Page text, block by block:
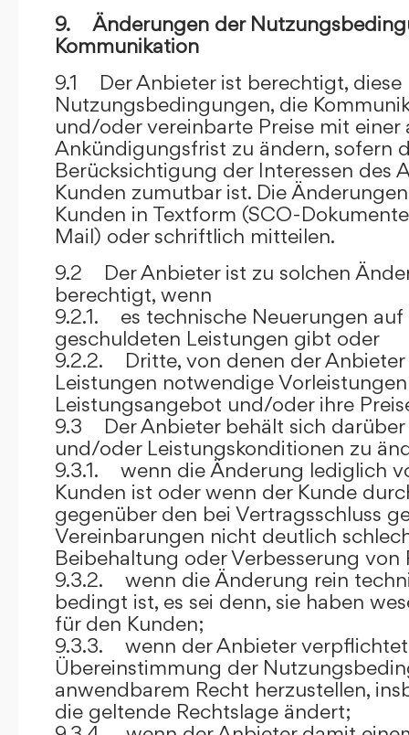
9. Änderungen der
Kommunikation
9.1 Der Anbieter ist berechtigt, diese
Nutzungsbedingungen, die
und/oder vereinbarte Preise mit einer
Ankündigungsfrist zu ändern, sofern
Berücksichtigung der Interessen des
Kunden zumutbar ist. Die
Kunden in Textform (SCO-
Mail) oder schriftlich mitteilen.
9.2 Der Anbieter ist zu solchen
berechtigt, wenn
9.2.1. es technische Neuerungen
geschuldeten Leistungen gibt oder
9.2.2. Dritte, von denen der Anbieter
Leistungen notwendige
Leistungsangebot und/oder ihre
9.3 Der Anbieter behält sich darüber
und/oder Leistungskonditionen zu
9.3.1. wenn die Änderung lediglich
Kunden ist oder wenn der Kunde
gegenüber den bei Vertragsschluss
Vereinbarungen nicht deutlich
Beibehaltung oder Verbesserung
9.3.2. wenn die Änderung rein
bedingt ist, es sei denn, sie haben
für den Kunden;
9.3.3. wenn der Anbieter verpflichtet
Übereinstimmung der
anwendbarem Recht herzustellen,
die geltende Rechtslage ändert;